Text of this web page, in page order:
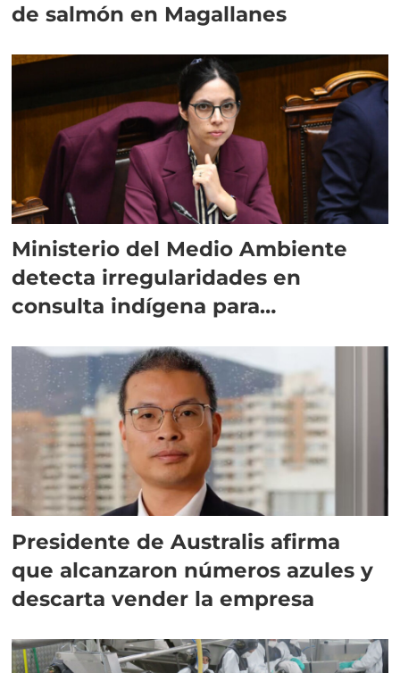
de salmón en Magallanes
Ministerio del Medio Ambiente
detecta irregularidades en
consulta indígena para
Presidente de Australis afirma
que alcanzaron números azules y
descarta vender la empresa